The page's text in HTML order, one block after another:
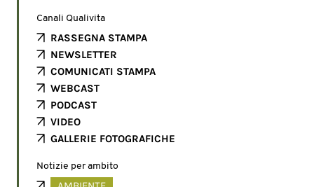
Canali Qualivita
RASSEGNA STAMPA
NEWSLETTER
COMUNICATI STAMPA
WEBCAST
PODCAST
VIDEO
GALLERIE FOTOGRAFICHE
Notizie per ambito